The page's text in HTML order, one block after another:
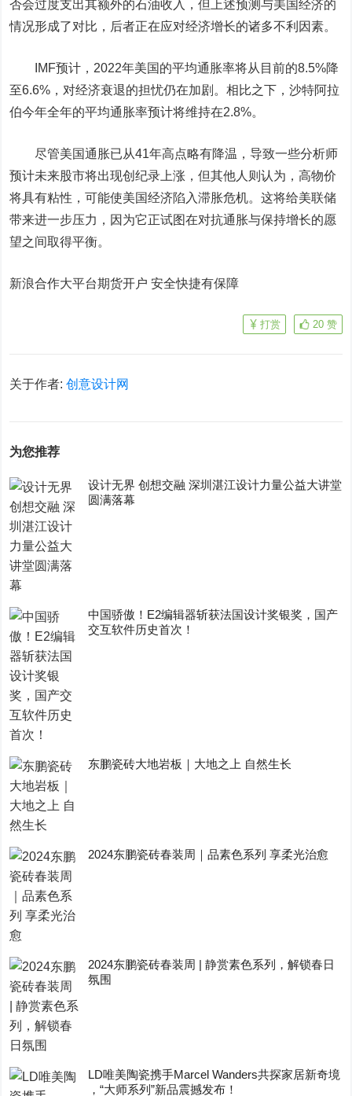
否会过度支出其额外的石油收入，但上述预测与美国经济的
情况形成了对比，后者正在应对经济增长的诸多不利因素。
IMF预计，2022年美国的平均通胀率将从目前的8.5%降
至6.6%，对经济衰退的担忧仍在加剧。相比之下，沙特阿拉
伯今年全年的平均通胀率预计将维持在2.8%。
尽管美国通胀已从41年高点略有降温，导致一些分析师
预计未来股市将出现创纪录上涨，但其他人则认为，高物价
将具有粘性，可能使美国经济陷入滞胀危机。这将给美联储
带来进一步压力，因为它正试图在对抗通胀与保持增长的愿
望之间取得平衡。
新浪合作大平台期货开户 安全快捷有保障
20 赞
打赏
关于作者:创意设计网
为您推荐
设计无界 创想交融 深圳湛江设计力量公益大讲堂
圆满落幕
中国骄傲！E2编辑器斩获法国设计奖银奖，国产
交互软件历史首次！
东鹏瓷砖大地岩板｜大地之上 自然生长
2024东鹏瓷砖春装周｜品素色系列 享柔光治愈
2024东鹏瓷砖春装周 | 静赏素色系列，解锁春日
氛围
LD唯美陶瓷携手Marcel Wanders共探家居新奇境
，“大师系列”新品震撼发布！